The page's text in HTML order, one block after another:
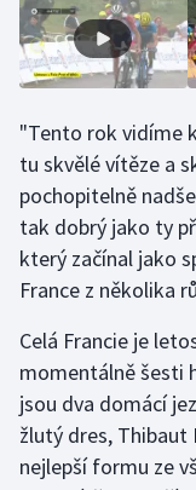
Triatlon
Veslování
Vodní slalom
Volejbal
Ostatní
"Tento rok vidíme
tu skvělé vítěze a
pochopitelně
tak dobrý jako ty
který začínal jako
France z několika
Celá Francie je
momentálně šesti
jsou dva domácí
žlutý dres, Thibaut
nejlepší formu ze